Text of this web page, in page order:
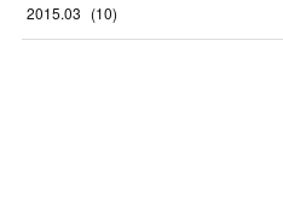
2015.03 (10)